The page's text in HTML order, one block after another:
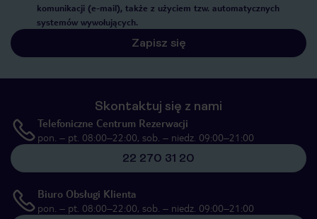
komunikacji (e-mail), także z użyciem tzw. automatycznych
systemów wywołujących.
Zapisz się
Skontaktuj się z nami
Telefoniczne Centrum Rezerwacji
pon. – pt. 08:00–22:00, sob. – niedz. 09:00–21:00
22 270 31 20
Biuro Obsługi Klienta
pon. – pt. 08:00–22:00, sob. – niedz. 09:00–21:00